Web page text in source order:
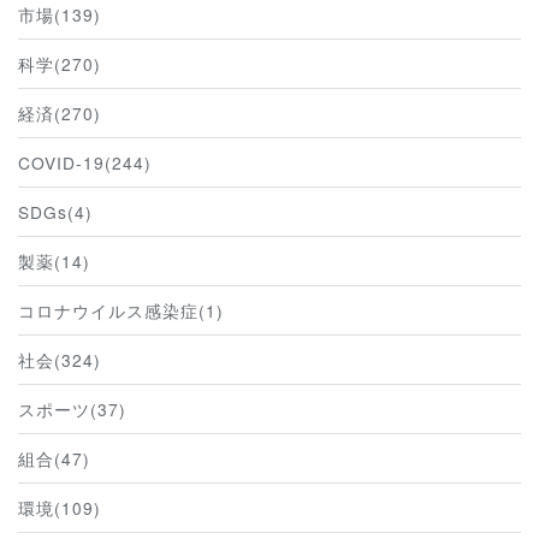
市場(139)
科学(270)
経済(270)
COVID-19(244)
SDGs(4)
製薬(14)
コロナウイルス感染症(1)
社会(324)
スポーツ(37)
組合(47)
環境(109)